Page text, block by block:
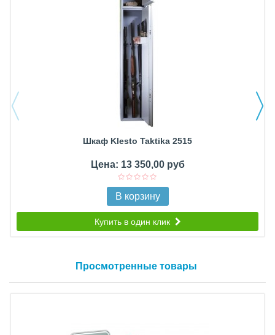
Шкаф Klesto Taktika 2515
Цена: 13 350,00 руб
В корзину
Купить в один клик
Просмотренные товары